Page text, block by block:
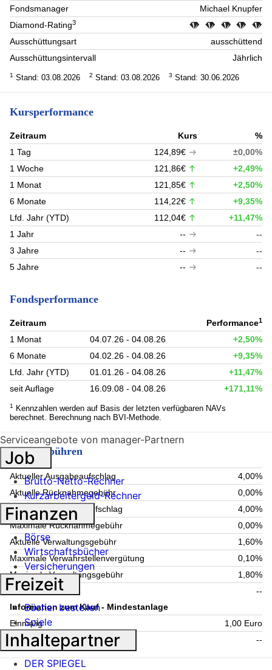
Fondsmanager
Michael Knupfer
Diamond-Rating3
Ausschüttungsart
ausschüttend
Ausschüttungsintervall
Jährlich
1 Stand: 03.08.2026 2 Stand: 03.08.2026 3 Stand: 30.06.2026
Kursperformance
Zeitraum Kurs
%
1 Tag
124,89€
±0,00%
1 Woche
121,86€
+2,49%
1 Monat
121,85€
+2,50%
6 Monate
114,22€
+9,35%
Lfd. Jahr (YTD)
112,04€
+11,47%
1 Jahr
--
--
3 Jahre
--
--
5 Jahre
-- --
Fondsperformance
Zeitraum Performance1
1 Monat 04.07.26 - 04.08.26
+2,50%
6 Monate
04.02.26 - 04.08.26
+9,35%
Lfd. Jahr (YTD)
01.01.26 - 04.08.26
+11,47%
seit Auflage
16.09.08 - 04.08.26 +171,11%
1
Kennzahlen werden auf Basis der letzten verfügbaren NAVs
berechnet. Berechnung nach BVI-Methode.
Fondsgebühren
Aktueller Ausgabeaufschlag
4,00%
Aktuelle Rücknahmegebühr
0,00%
Maximaler Ausgabeaufschlag
4,00%
Maximale Rücknahmegebühr
0,00%
Aktuelle Verwaltungsgebühr
1,60%
Maximale Verwahrstellenvergütung
0,10%
Maximale Verwaltungsgebühr
1,80%
Laufende Kosten
--
Information zum Kauf - Mindestanlage
Einmalig
1,00 Euro
Folgende
--
Serviceangebote von manager-Partnern
Job
Brutto-Netto-Rechner
Kurzarbeitergeld-Rechner
Finanzen
Börse
Wirtschaftsbücher
Versicherungen
Freizeit
Bücher bestellen
Spiele
Inhaltepartner
DER SPIEGEL